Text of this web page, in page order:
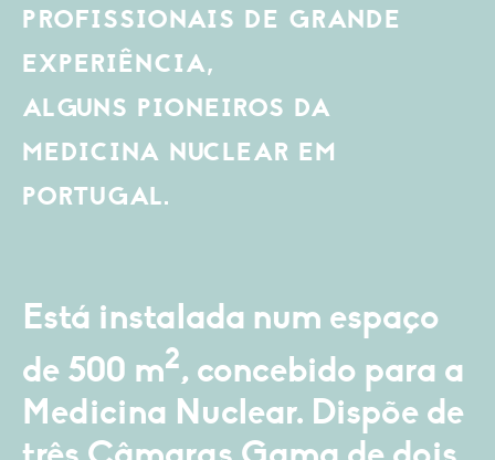
PROFISSIONAIS DE GRANDE
EXPERIÊNCIA,
ALGUNS PIONEIROS DA
MEDICINA NUCLEAR EM
PORTUGAL.
Está instalada num espaço
de 500 m2, concebido para a
Medicina Nuclear. Dispõe de